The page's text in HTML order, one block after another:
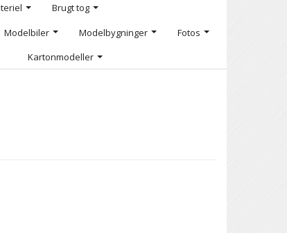
Brugt tog
Modelbiler Modelbygninger
Fotos
Kartonmodeller